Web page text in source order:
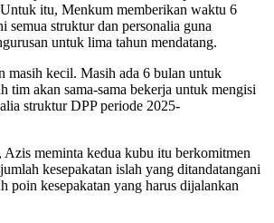
itu, Menkum memberikan waktu 6
semua struktur dan personalia guna
untuk lima tahun mendatang.
masih kecil. Masih ada 6 bulan untuk
tim akan sama-sama bekerja untuk mengisi
struktur DPP periode 2025-
Azis meminta kedua kubu itu berkomitmen
kesepakatan islah yang ditandatangani
poin kesepakatan yang harus dijalankan